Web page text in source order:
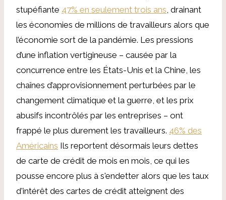
stupéfiante 47% en seulement trois ans , drainant
les économies de millions de travailleurs alors que
l’économie sort de la pandémie. Les pressions
d’une inflation vertigineuse – causée par la
concurrence entre les États-Unis et la Chine, les
chaînes d’approvisionnement perturbées par le
changement climatique et la guerre, et les prix
abusifs incontrôlés par les entreprises – ont
frappé le plus durement les travailleurs. 46% des
Américains Ils reportent désormais leurs dettes
de carte de crédit de mois en mois, ce qui les
pousse encore plus à s'endetter alors que les taux
d'intérêt des cartes de crédit atteignent des